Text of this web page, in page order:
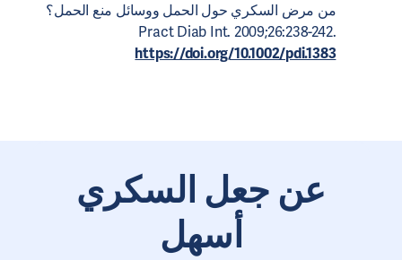
من مرض السكري حول الحمل ووسائل منع الحمل؟
Pract Diab Int. 2009;26:238-242.
https://doi.org/10.1002/pdi.1383
عن جعل السكري
أسهل